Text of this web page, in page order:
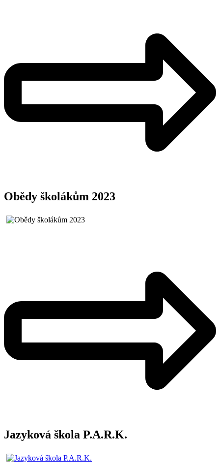
Obědy školákům 2023
Jazyková škola P.A.R.K.